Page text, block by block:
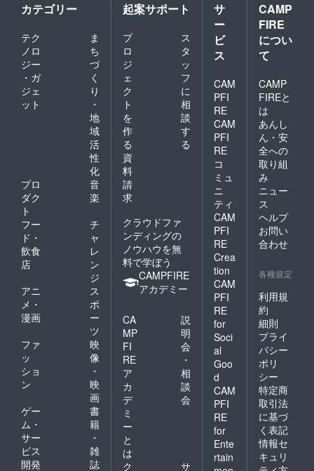
カテゴリー
テク
ノロ
ジー
・ガ
ジェ
ット
ま
ち
づ
く
り
・
地
域
活
性
化
プロ
ダク
ト
音
楽
フー
ド・
飲食
店
チ
ャ
レ
ン
ジ
アニ
メ・
漫画
ス
ポ
ー
ツ
ファ
ッ
ショ
ン
映
像
・
映
画
ゲー
ム・
サー
ビス
開発
書
籍
・
雑
誌
起案サポート
プ
ロ
ジ
ェ
ク
ト
を
作
る
ス
タ
ッ
フ
に
相
談
す
る
資
料
請
求
クラウドファ
ンディングの
ノウハウを無
料で学ぼう
CAMPFIRE
アカデミー
CA
MP
FI
RE
ア
カ
デ
ミ
ー
と
は
説
明
会
・
相
談
会
ク
サ
サ
ー
ビ
ス
CAM
PFI
RE
CAM
PFI
RE
コ
ミュ
ニ
ティ
CAM
PFI
RE
Crea
tion
CAM
PFI
RE
for
Soci
al
Goo
d
CAM
PFI
RE
for
Ente
rtain
CAMP
FIRE
につい
て
CAMP
FIREと
は
あんし
ん・安
全への
取り組
み
ニュー
ス
ヘルプ
お問い
合わせ
各種規定
利用規
約
細則
プライ
バシー
ポリ
シー
特定商
取引法
に基づ
く表記
情報セ
キュリ